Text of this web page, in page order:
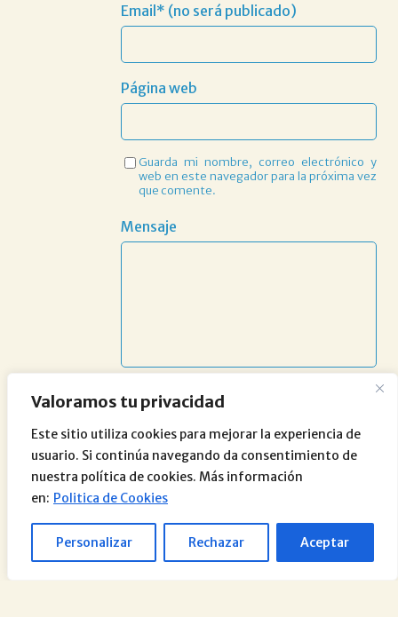
Valoramos tu privacidad
Este sitio utiliza cookies para mejorar la experiencia de
usuario. Si continúa navegando da consentimiento de
nuestra política de cookies. Más información
en: Politica de Cookies
Personalizar Rechazar Aceptar
Email* (no será publicado)
Página web
Guarda mi nombre, correo electrónico y
web en este navegador para la próxima vez
que comente.
Mensaje